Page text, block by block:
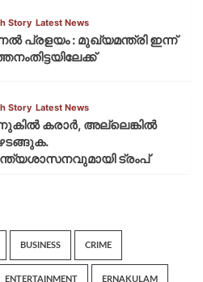
Story Latest News
പ്രളയം : മുഖ്യമന്ത്രി ഇന്ന്
Story Latest News
കരാര്‍, അല്ലെങ്കില്‍
ട്രംപ്
BUSINESS CRIME
ENTERTAINMENT ERNAKULAM